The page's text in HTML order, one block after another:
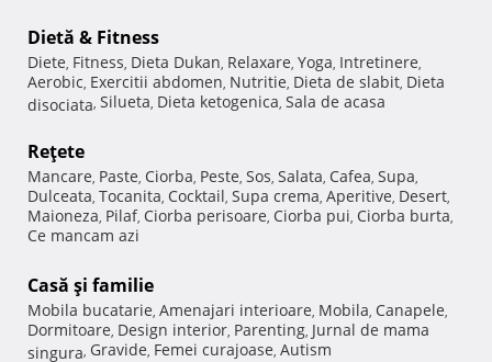
Dietă & Fitness
Diete, Fitness, Dieta Dukan, Relaxare, Yoga, Intretinere,
Aerobic, Exercitii abdomen, Nutritie, Dieta de slabit, Dieta
disociata, Silueta, Dieta ketogenica, Sala de acasa
Reţete
Mancare, Paste, Ciorba, Peste, Sos, Salata, Cafea, Supa,
Dulceata, Tocanita, Cocktail, Supa crema, Aperitive, Desert,
Maioneza, Pilaf, Ciorba perisoare, Ciorba pui, Ciorba burta,
Ce mancam azi
Casă şi familie
Mobila bucatarie, Amenajari interioare, Mobila, Canapele,
Dormitoare, Design interior, Parenting, Jurnal de mama
singura, Gravide, Femei curajoase, Autism